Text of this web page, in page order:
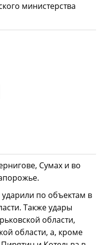
министерства
Сумах и во
по объектам в
Также удары
области,
области, а, кроме